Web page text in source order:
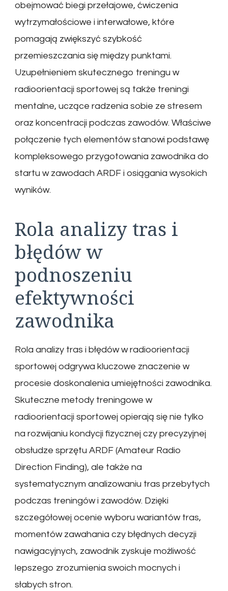
obejmować biegi przełajowe, ćwiczenia
wytrzymałościowe i interwałowe, które
pomagają zwiększyć szybkość
przemieszczania się między punktami.
Uzupełnieniem skutecznego treningu w
radioorientacji sportowej są także treningi
mentalne, uczące radzenia sobie ze stresem
oraz koncentracji podczas zawodów. Właściwe
połączenie tych elementów stanowi podstawę
kompleksowego przygotowania zawodnika do
startu w zawodach ARDF i osiągania wysokich
wyników.
Rola analizy tras i
błędów w
podnoszeniu
efektywności
zawodnika
Rola analizy tras i błędów w radioorientacji
sportowej odgrywa kluczowe znaczenie w
procesie doskonalenia umiejętności zawodnika.
Skuteczne metody treningowe w
radioorientacji sportowej opierają się nie tylko
na rozwijaniu kondycji fizycznej czy precyzyjnej
obsłudze sprzętu ARDF (Amateur Radio
Direction Finding), ale także na
systematycznym analizowaniu tras przebytych
podczas treningów i zawodów. Dzięki
szczegółowej ocenie wyboru wariantów tras,
momentów zawahania czy błędnych decyzji
nawigacyjnych, zawodnik zyskuje możliwość
lepszego zrozumienia swoich mocnych i
słabych stron.